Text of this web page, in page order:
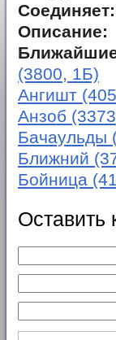
Соединяет:
Описание:
(3800, 1Б)
Ангишт
Анзоб
Бачаульды
Ближний
Бойница
Оставить